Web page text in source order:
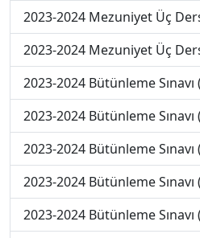
2023-2024 Mezuniyet Üç
2023-2024 Mezuniyet Üç
2023-2024 Bütünleme
2023-2024 Bütünleme
2023-2024 Bütünleme
2023-2024 Bütünleme
2023-2024 Bütünleme